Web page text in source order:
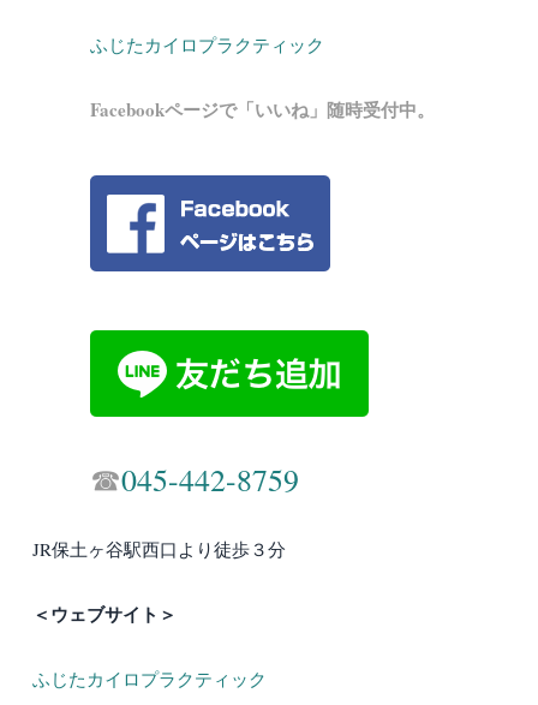
ふじたカイロプラクティック
Facebookページで「いいね」随時受付中。
☎︎045-442-8759
JR保土ヶ谷駅西口より徒歩３分
＜ウェブサイト＞
ふじたカイロプラクティック